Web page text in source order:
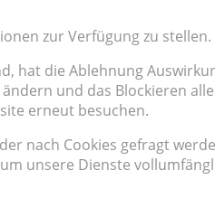
zur Verfügung zu stellen.
hat die Ablehnung
und das Blockieren
erneut besuchen.
nach Cookies gefragt
unsere Dienste